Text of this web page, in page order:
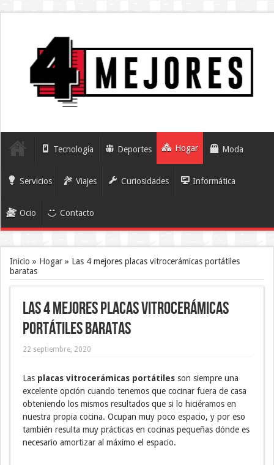
Tecnología Deportes Hogar Moda
Servicios Viajes Curiosidades Informática
Ocio Contacto
Inicio » Hogar » Las 4 mejores placas vitrocerámicas portátiles
baratas
Las 4 mejores placas vitrocerámicas
portátiles baratas
22 septiembre, 2020
Las placas vitrocerámicas portátiles son siempre una
excelente opción cuando tenemos que cocinar fuera de casa
obteniendo los mismos resultados que si lo hiciéramos en
nuestra propia cocina. Ocupan muy poco espacio, y por eso
también resulta muy prácticas en cocinas pequeñas dónde es
necesario amortizar al máximo el espacio.